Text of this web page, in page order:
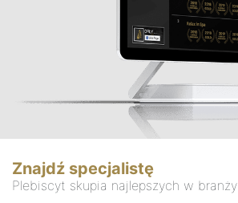
Znajdź specjalistę
Plebiscyt skupia najlepszych w branży